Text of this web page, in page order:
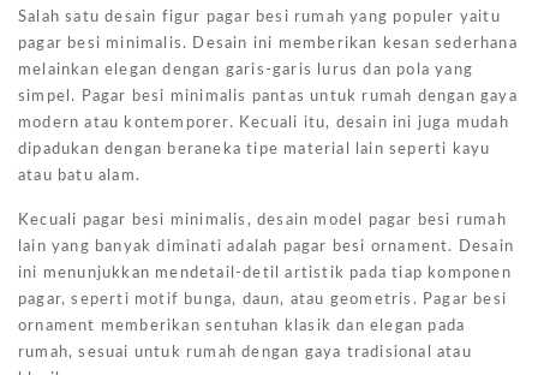
Salah satu desain figur pagar besi rumah yang populer yaitu
pagar besi minimalis. Desain ini memberikan kesan sederhana
melainkan elegan dengan garis-garis lurus dan pola yang
simpel. Pagar besi minimalis pantas untuk rumah dengan gaya
modern atau kontemporer. Kecuali itu, desain ini juga mudah
dipadukan dengan beraneka tipe material lain seperti kayu
atau batu alam.
Kecuali pagar besi minimalis, desain model pagar besi rumah
lain yang banyak diminati adalah pagar besi ornament. Desain
ini menunjukkan mendetail-detil artistik pada tiap komponen
pagar, seperti motif bunga, daun, atau geometris. Pagar besi
ornament memberikan sentuhan klasik dan elegan pada
rumah, sesuai untuk rumah dengan gaya tradisional atau